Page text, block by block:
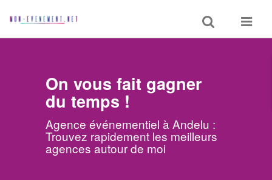
Toggle
search
Toggle
On vous fait gagner
du temps !
Agence événementiel à Andelu :
Trouvez rapidement les meilleurs
agences autour de moi